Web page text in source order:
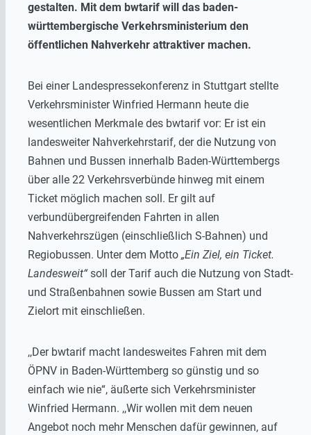
gestalten. Mit dem bwtarif will das baden-
württembergische Verkehrsministerium den
öffentlichen Nahverkehr attraktiver machen.
Bei einer Landespressekonferenz in Stuttgart stellte
Verkehrsminister Winfried Hermann heute die
wesentlichen Merkmale des bwtarif vor: Er ist ein
landesweiter Nahverkehrstarif, der die Nutzung von
Bahnen und Bussen innerhalb Baden-Württembergs
über alle 22 Verkehrsverbünde hinweg mit einem
Ticket möglich machen soll. Er gilt auf
verbundübergreifenden Fahrten in allen
Nahverkehrszügen (einschließlich S-Bahnen) und
Regiobussen. Unter dem Motto „Ein Ziel, ein Ticket.
Landesweit“soll der Tarif auch die Nutzung von Stadt-
und Straßenbahnen sowie Bussen am Start und
Zielort mit einschließen.
,,Der bwtarif macht landesweites Fahren mit dem
ÖPNV in Baden-Württemberg so günstig und so
einfach wie nie“, äußerte sich Verkehrsminister
Winfried Hermann. ,,Wir wollen mit dem neuen
Angebot noch mehr Menschen dafür gewinnen, auf